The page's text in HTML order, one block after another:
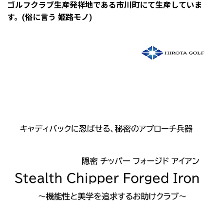
ゴルフクラブ生産発祥地である市川町にて生産していま
す。(俗に言う 姫路モノ)